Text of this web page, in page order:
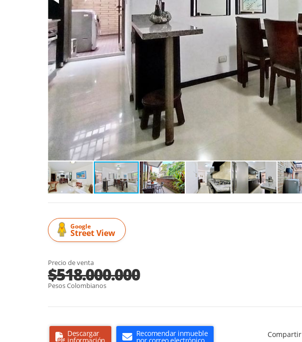
Google
Street View
Precio de venta
$518.000.000
Pesos Colombianos
Descargar
información
Recomendar inmueble
por correo electrónico
Compartir